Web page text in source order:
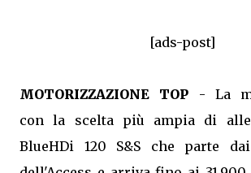
[ads-post]
MOTORIZZAZIONE TOP - La
con la scelta più ampia di
BlueHDi 120 S&S che parte